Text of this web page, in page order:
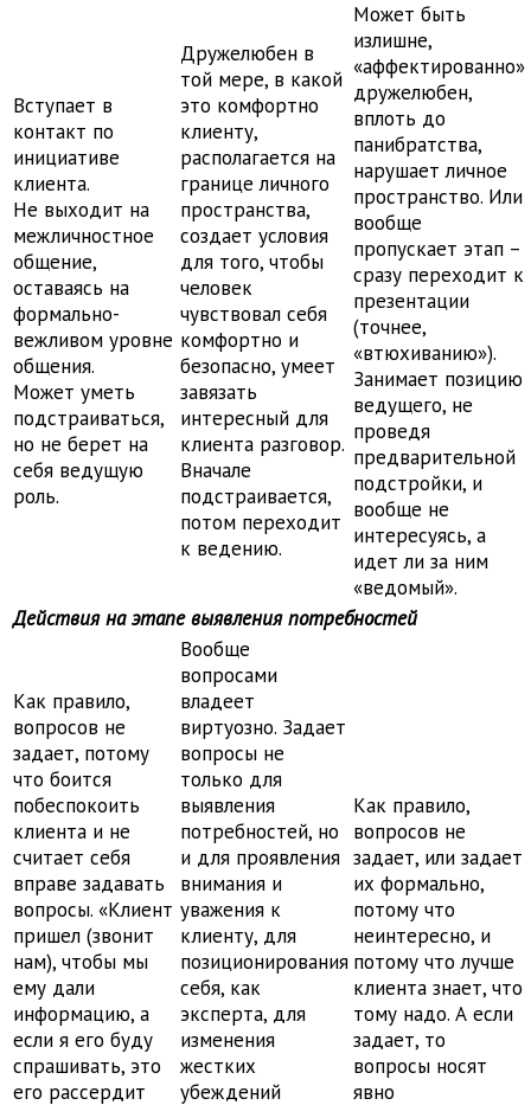
Вступает в
контакт по
инициативе
клиента.
Не выходит на
межличностное
общение,
оставаясь на
формально-
вежливом уровне
общения.
Может уметь
подстраиваться,
но не берет на
себя ведущую
роль.
Дружелюбен в
той мере, в какой
это комфортно
клиенту,
располагается на
границе личного
пространства,
создает условия
для того, чтобы
человек
чувствовал себя
комфортно и
безопасно, умеет
завязать
интересный для
клиента разговор.
Вначале
подстраивается,
потом переходит
к ведению.
Может быть
излишне,
«аффектированно»
дружелюбен,
вплоть до
панибратства,
нарушает личное
пространство. Или
вообще
пропускает этап –
сразу переходит к
презентации
(точнее,
«втюхиванию»).
Занимает позицию
ведущего, не
проведя
предварительной
подстройки, и
вообще не
интересуясь, а
идет ли за ним
«ведомый».
Действия на этапе выявления потребностей
Как правило,
вопросов не
задает, потому
что боится
побеспокоить
клиента и не
считает себя
вправе задавать
вопросы. «Клиент
пришел (звонит
нам), чтобы мы
ему дали
информацию, а
если я его буду
спрашивать, это
его рассердит
Вообще
вопросами
владеет
виртуозно. Задает
вопросы не
только для
выявления
потребностей, но
и для проявления
внимания и
уважения к
клиенту, для
позиционирования
себя, как
эксперта, для
изменения
жестких
убеждений
Как правило,
вопросов не
задает, или задает
их формально,
потому что
неинтересно, и
потому что лучше
клиента знает, что
тому надо. А если
задает, то
вопросы носят
явно